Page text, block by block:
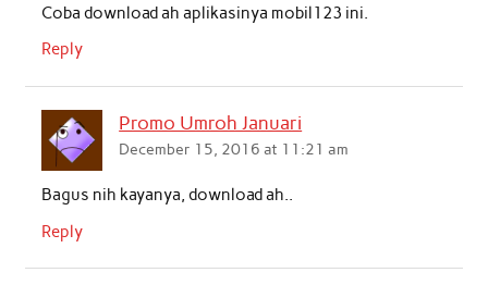
Coba download ah aplikasinya mobil123 ini.
Reply
Promo Umroh Januari
December 15, 2016 at 11:21 am
Bagus nih kayanya, download ah..
Reply